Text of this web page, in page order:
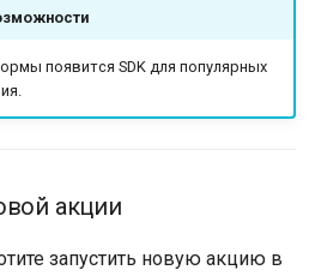
появится SDK для популярных
акции
запустить новую акцию в